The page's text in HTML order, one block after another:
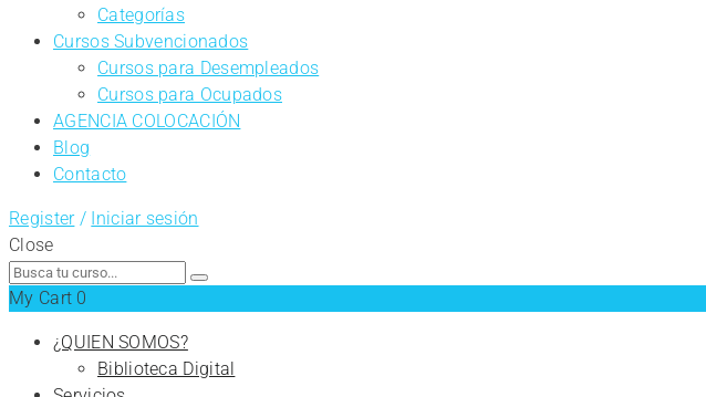
Categorías
Cursos Subvencionados
Cursos para Desempleados
Cursos para Ocupados
AGENCIA COLOCACIÓN
Blog
Contacto
Register/ Iniciar sesión
Close
Search
for:
My Cart 0
¿QUIEN SOMOS?
Biblioteca Digital